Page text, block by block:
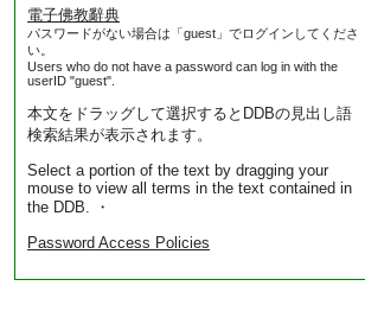
電子佛教辭典
パスワードがない場合は「guest」でログインしてくださ
い。
Users who do not have a password can log in with the
userID "guest".
本文をドラッグして選択するとDDBの見出し語
検索結果が表示されます。
Select a portion of the text by dragging your
mouse to view all terms in the text contained in
the DDB. ・
Password Access Policies